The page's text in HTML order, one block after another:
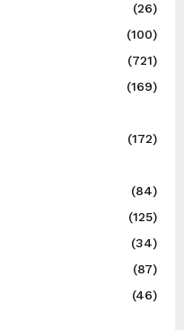
(26)
(100)
(721)
(169)
(172)
(84)
(125)
(34)
(87)
(46)